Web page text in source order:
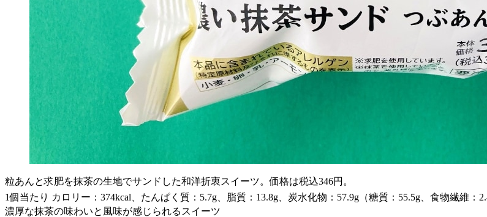
粒あんと求肥を抹茶の生地でサンドした和洋折衷スイーツ。価格は税込346円。
1個当たり カロリー：374kcal、たんぱく質：5.7g、脂質：13.8g、炭水化物：57.9g（糖質：55.5g、食物繊維：
濃厚な抹茶の味わいと風味が感じられるスイーツ